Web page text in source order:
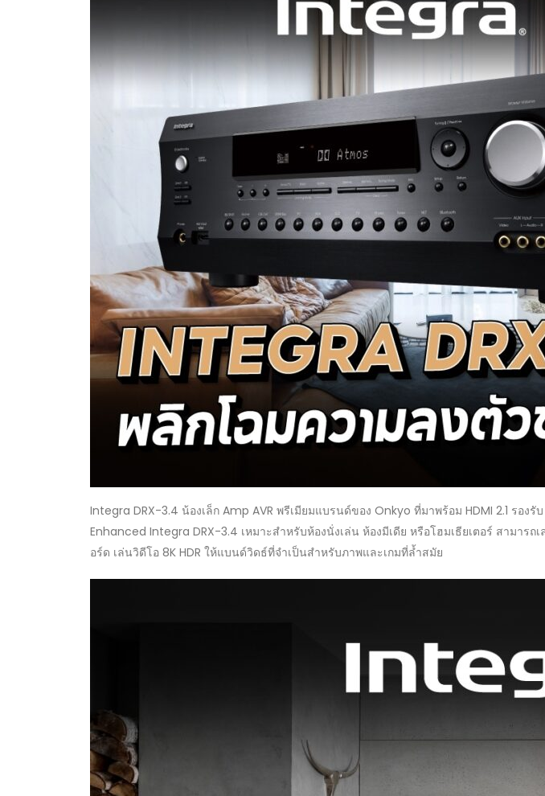
ลงตัว
Integra DRX-3.4 น้องเล็ก Amp AVR พรีเมียมแบรนด์ของ Onkyo ที่มาพร้อม HDMI 2.1 รอ
Enhanced Integra DRX-3.4 เหมาะสำหรับห้องนั่งเล่น ห้องมีเดีย หรือโฮมเธียเตอร์ สามา
อร์ด เล่นวิดีโอ 8K HDR ให้แบนด์วิดธ์ที่จำเป็นสำหรับภาพและเกมที่ล้ำสมัย